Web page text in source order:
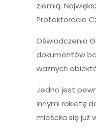
ziemią.
Protektoracie
Oświadczenia
dokumentów
ważnych
Jedno jest
innymi rakietę
mieściła się